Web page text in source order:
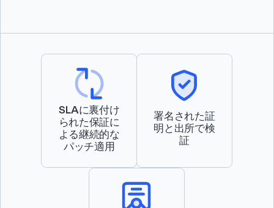
SLAに裏付け
られた保証に
よる継続的な
パッチ適用
署名された証
明と出所で検
証